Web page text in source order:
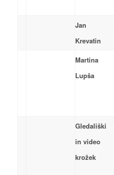
Jan
Krevatin
Martina
Lupša
Gledališki
in video
krožek